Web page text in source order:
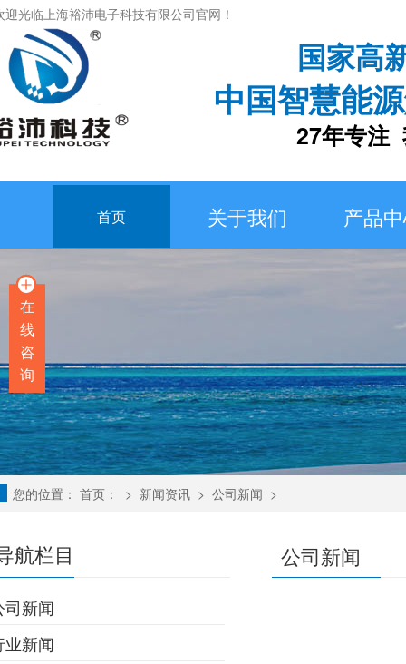
国家高
中国智慧能
27年专注 我
迎光临上海裕沛电子科技有限公司官网！
首页 关于我们 产品
您的位置： 首页： > 新闻资讯 > 公司新闻 >
司新闻
业新闻
航栏目 公司新闻
在
线
咨
询